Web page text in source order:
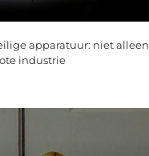
apparatuur: niet alleen
industrie